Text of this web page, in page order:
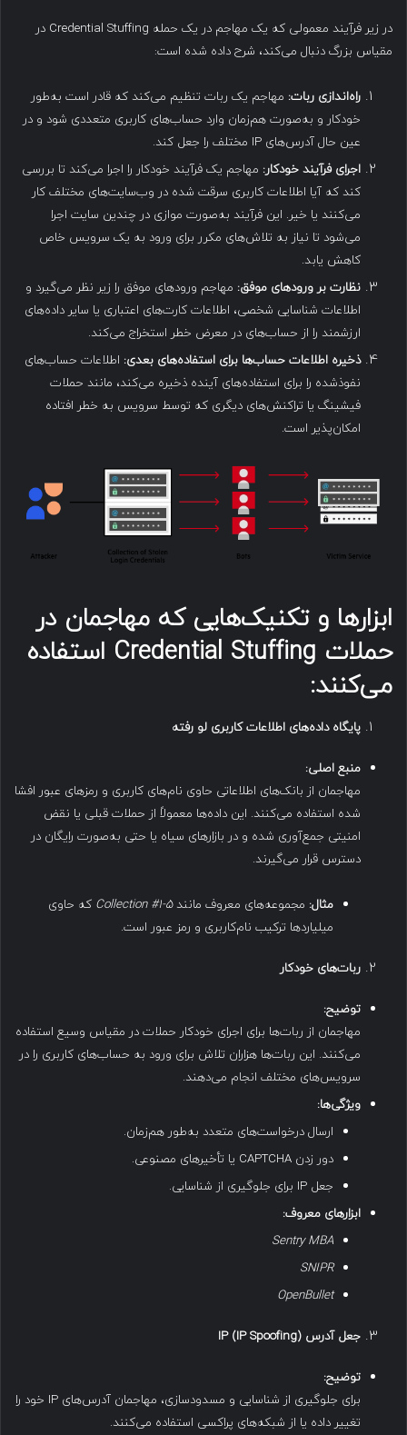
در زیر فرآیند معمولی که یک مهاجم در یک حمله Credential Stuffing در
مقیاس بزرگ دنبال می‌کند، شرح داده شده است:
راه‌اندازی ربات: مهاجم یک ربات تنظیم می‌کند که قادر است به‌طور
خودکار و به‌صورت هم‌زمان وارد حساب‌های کاربری متعددی شود و در
عین حال آدرس‌های IP مختلف را جعل کند.
اجرای فرآیند خودکار: مهاجم یک فرآیند خودکار را اجرا می‌کند تا بررسی
کند که آیا اطلاعات کاربری سرقت شده در وب‌سایت‌های مختلف کار
می‌کنند یا خیر. این فرآیند به‌صورت موازی در چندین سایت اجرا
می‌شود تا نیاز به تلاش‌های مکرر برای ورود به یک سرویس خاص
کاهش یابد.
نظارت بر ورودهای موفق: مهاجم ورودهای موفق را زیر نظر می‌گیرد و
اطلاعات شناسایی شخصی، اطلاعات کارت‌های اعتباری یا سایر داده‌های
ارزشمند را از حساب‌های در معرض خطر استخراج می‌کند.
ذخیره اطلاعات حساب‌ها برای استفاده‌های بعدی: اطلاعات حساب‌های
نفوذشده را برای استفاده‌های آینده ذخیره می‌کند، مانند حملات
فیشینگ یا تراکنش‌های دیگری که توسط سرویس به خطر افتاده
امکان‌پذیر است.
ابزارها و تکنیک‌هایی که مهاجمان در
حملات
استفاده
می‌کنند:
پایگاه داده‌های اطلاعات کاربری لو رفته
منبع اصلی:
مهاجمان از بانک‌های اطلاعاتی حاوی نام‌های کاربری و رمزهای عبور افشا
شده استفاده می‌کنند. این داده‌ها معمولاً از حملات قبلی یا نقض
امنیتی جمع‌آوری شده و در بازارهای سیاه یا حتی به‌صورت رایگان در
دسترس قرار می‌گیرند.
مثال: مجموعه‌های معروف مانندCollection #1-5 که حاوی
میلیاردها ترکیب نام‌کاربری و رمز عبور است.
ربات‌های خودکار
توضیح:
مهاجمان از ربات‌ها برای اجرای خودکار حملات در مقیاس وسیع استفاده
می‌کنند. این ربات‌ها هزاران تلاش برای ورود به حساب‌های کاربری را در
سرویس‌های مختلف انجام می‌دهند.
ویژگی‌ها:
ارسال درخواست‌های متعدد به‌طور هم‌زمان.
دور زدن CAPTCHA یا تأخیرهای مصنوعی.
جعل IP برای جلوگیری از شناسایی.
ابزارهای معروف:
Sentry MBA
SNIPR
OpenBullet
جعل آدرس
توضیح:
برای جلوگیری از شناسایی و مسدودسازی، مهاجمان آدرس‌های IP خود را
تغییر داده یا از شبکه‌های پراکسی استفاده می‌کنند.